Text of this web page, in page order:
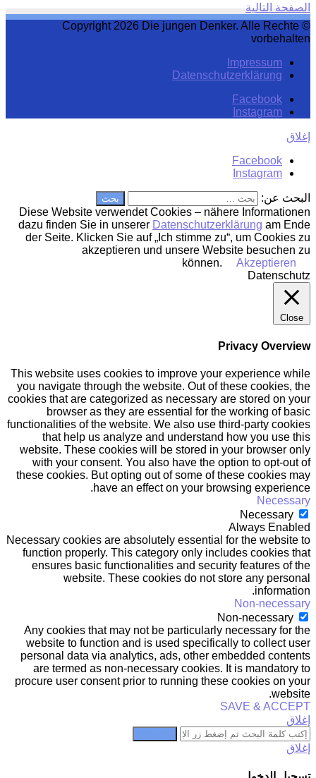
الصفحة التالية
© Copyright 2026 Die jungen Denker. Alle Rechte
vorbehalten
Impressum
Datenschutzerklärung
Facebook
Instagram
إغلاق
Facebook
Instagram
البحث عن:
Diese Website verwendet Cookies – nähere Informationen
dazu finden Sie in unserer Datenschutzerklärung am Ende
der Seite. Klicken Sie auf „Ich stimme zu“, um Cookies zu
akzeptieren und unsere Website besuchen zu
können.
Akzeptieren
Datenschutz
Close
Privacy Overview
This website uses cookies to improve your experience while
you navigate through the website. Out of these cookies, the
cookies that are categorized as necessary are stored on your
browser as they are essential for the working of basic
functionalities of the website. We also use third-party cookies
that help us analyze and understand how you use this
website. These cookies will be stored in your browser only
with your consent. You also have the option to opt-out of
these cookies. But opting out of some of these cookies may
have an effect on your browsing experience.
Necessary
Necessary
Always Enabled
Necessary cookies are absolutely essential for the website to
function properly. This category only includes cookies that
ensures basic functionalities and security features of the
website. These cookies do not store any personal
information.
Non-necessary
Non-necessary
Any cookies that may not be particularly necessary for the
website to function and is used specifically to collect user
personal data via analytics, ads, other embedded contents
are termed as non-necessary cookies. It is mandatory to
procure user consent prior to running these cookies on your
website.
SAVE & ACCEPT
إغلاق
إغلاق